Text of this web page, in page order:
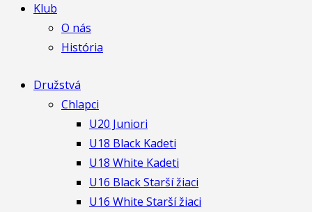
Klub
O nás
História
Družstvá
Chlapci
U20 Juniori
U18 Black Kadeti
U18 White Kadeti
U16 Black Starší žiaci
U16 White Starší žiaci